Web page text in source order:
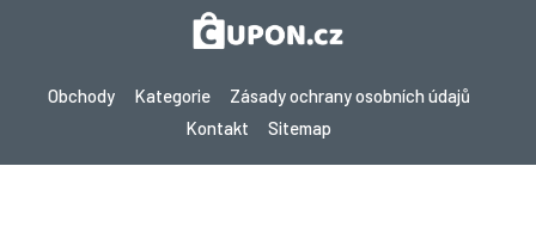
Obchody Kategorie
Zásady ochrany osobních údajů
Kontakt
Sitemap